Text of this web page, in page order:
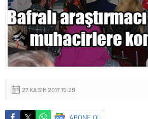
27 KASIM 2017 15:29
ABONE OL